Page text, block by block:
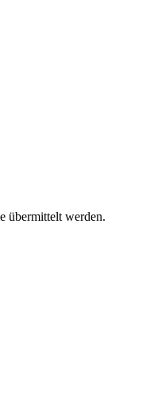
übermittelt werden.